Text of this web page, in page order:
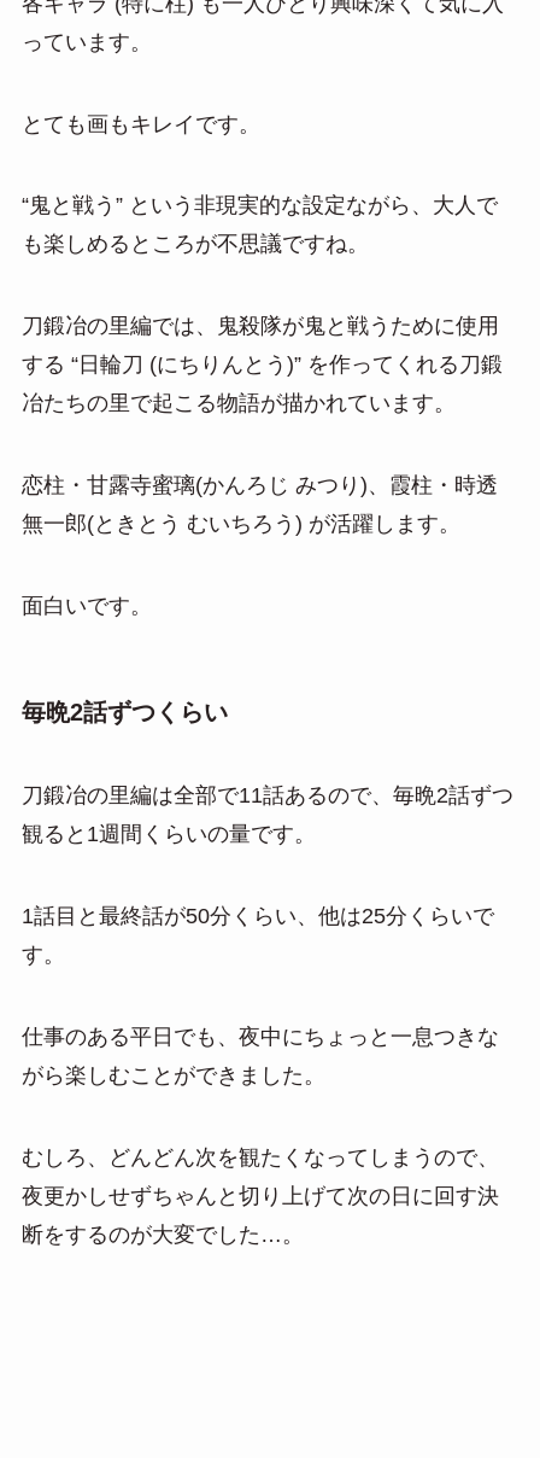
っています。
とても画もキレイです。
“鬼と戦う” という非現実的な設定ながら、大人で
も楽しめるところが不思議ですね。
刀鍛冶の里編では、鬼殺隊が鬼と戦うために使用
する “日輪刀 (にちりんとう)” を作ってくれる刀鍛
冶たちの里で起こる物語が描かれています。
恋柱・甘露寺蜜璃(かんろじ みつり)、霞柱・時透
無一郎(ときとう むいちろう) が活躍します。
面白いです。
毎晩2話ずつくらい
刀鍛冶の里編は全部で11話あるので、毎晩2話ずつ
観ると1週間くらいの量です。
1話目と最終話が50分くらい、他は25分くらいで
す。
仕事のある平日でも、夜中にちょっと一息つきな
がら楽しむことができました。
むしろ、どんどん次を観たくなってしまうので、
夜更かしせずちゃんと切り上げて次の日に回す決
断をするのが大変でした…。